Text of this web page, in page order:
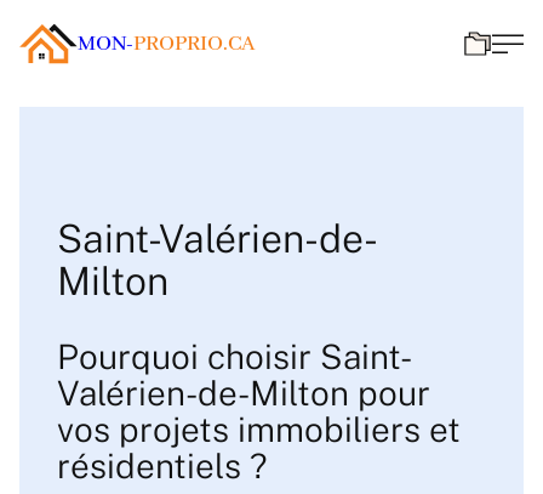
MON-PROPRIO.CA
Saint-Valérien-de-
Milton
Pourquoi choisir Saint-
Valérien-de-Milton pour
vos projets immobiliers et
résidentiels ?